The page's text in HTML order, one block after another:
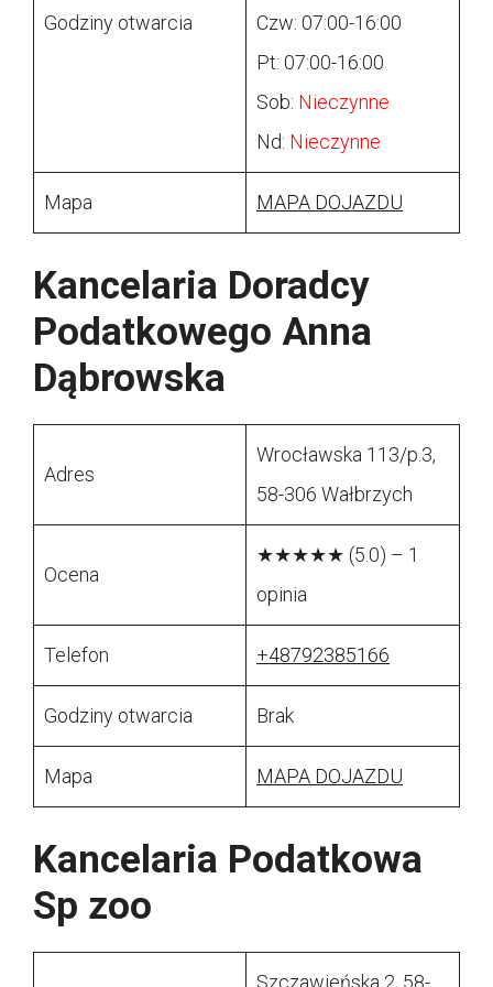
Godziny otwarcia
Czw: 07:00-16:00
Pt: 07:00-16:00
Sob: Nieczynne
Nd: Nieczynne
Mapa MAPA DOJAZDU
Kancelaria Doradcy
Podatkowego Anna
Dąbrowska
Adres
Wrocławska 113/p.3,
58-306 Wałbrzych
Ocena
★★★★★ (5.0) – 1
opinia
Telefon +48792385166
Godziny otwarcia Brak
Mapa MAPA DOJAZDU
Kancelaria Podatkowa
Sp zoo